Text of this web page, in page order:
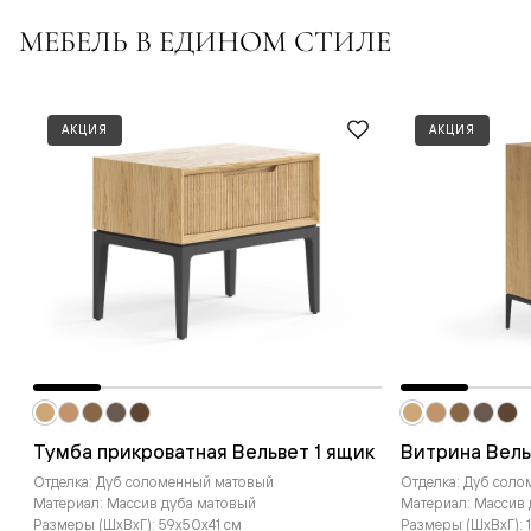
МЕБЕЛЬ В ЕДИНОМ СТИЛЕ
АКЦИЯ
Тумба прикроватная Вельвет 1 ящик
Отделка: Дуб соломенный матовый
Материал: Массив дуба матовый
Размеры (ШxВxГ): 59x50x41 см
АКЦИЯ
Витрина
Отделка: Дуб
Материал: Массив
Размеры (ШxВxГ):